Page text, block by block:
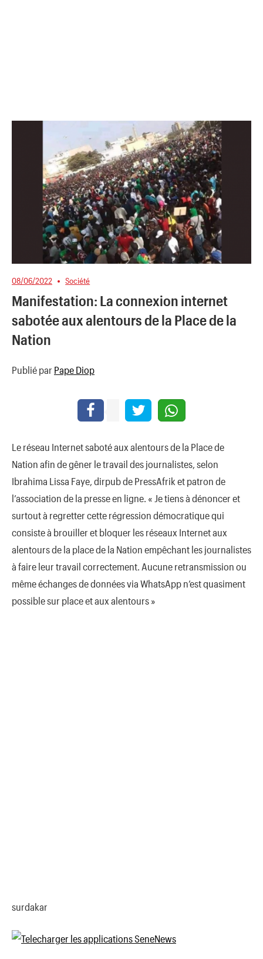
08/06/2022 Société
Manifestation: La connexion internet
sabotée aux alentours de la Place de la
Nation
Publié par Pape Diop
Le réseau Internet saboté aux alentours de la Place de
Nation afin de gêner le travail des journalistes, selon
Ibrahima Lissa Faye, dirpub de PressAfrik et patron de
l’association de la presse en ligne. « Je tiens à dénoncer et
surtout à regretter cette régression démocratique qui
consiste à brouiller et bloquer les réseaux Internet aux
alentours de la place de la Nation empêchant les journalistes
à faire leur travail correctement. Aucune retransmission ou
même échanges de données via WhatsApp n’est quasiment
possible sur place et aux alentours »
surdakar